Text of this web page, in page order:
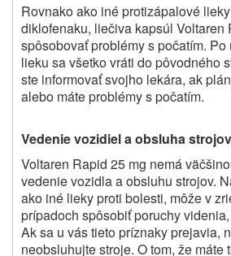
Rovnako ako iné protizápalové
diklofenaku, liečiva kapsúl Voltaren
spôsobovať problémy s počatím.
lieku sa všetko vráti do pôvodného
ste informovať svojho lekára, ak
alebo máte problémy s počatím.
Vedenie vozidiel a obsluha strojov
Voltaren Rapid 25 mg nemá
vedenie vozidla a obsluhu strojov.
ako iné lieky proti bolesti, môže v
prípadoch spôsobiť poruchy
Ak sa u vás tieto príznaky prejavia,
neobsluhujte stroje. O tom, že máte